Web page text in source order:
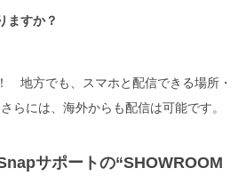
ますか？
地方でも、スマホと配信できる場所・
らには、海外からも配信は可能です。
サポートの“SHOWROOM